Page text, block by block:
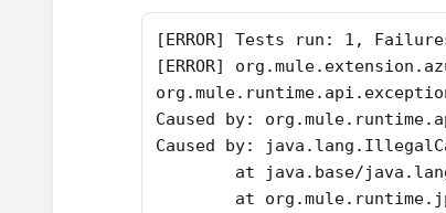
[ERROR] Tests run: 1,
[ERROR]
Caused by:
Caused by:
at java.base/
at